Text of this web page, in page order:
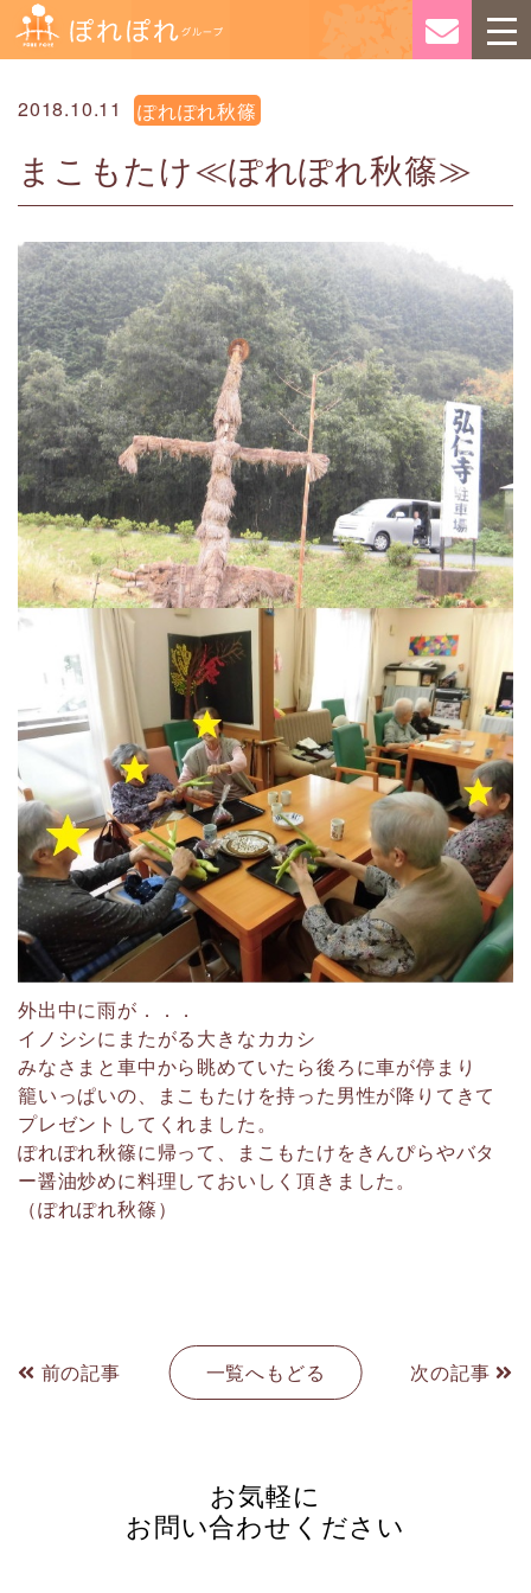
2018.10.11 ぽれぽれ秋篠
まこもたけ≪ぽれぽれ秋篠≫
外出中に雨が．．．
イノシシにまたがる大きなカカシ
みなさまと車中から眺めていたら後ろに車が停まり
籠いっぱいの、まこもたけを持った男性が降りてきて
プレゼントしてくれました。
ぽれぽれ秋篠に帰って、まこもたけをきんぴらやバタ
ー醤油炒めに料理しておいしく頂きました。
（ぽれぽれ秋篠）
前の記事 一覧へもどる 次の記事
お気軽に
お問い合わせください